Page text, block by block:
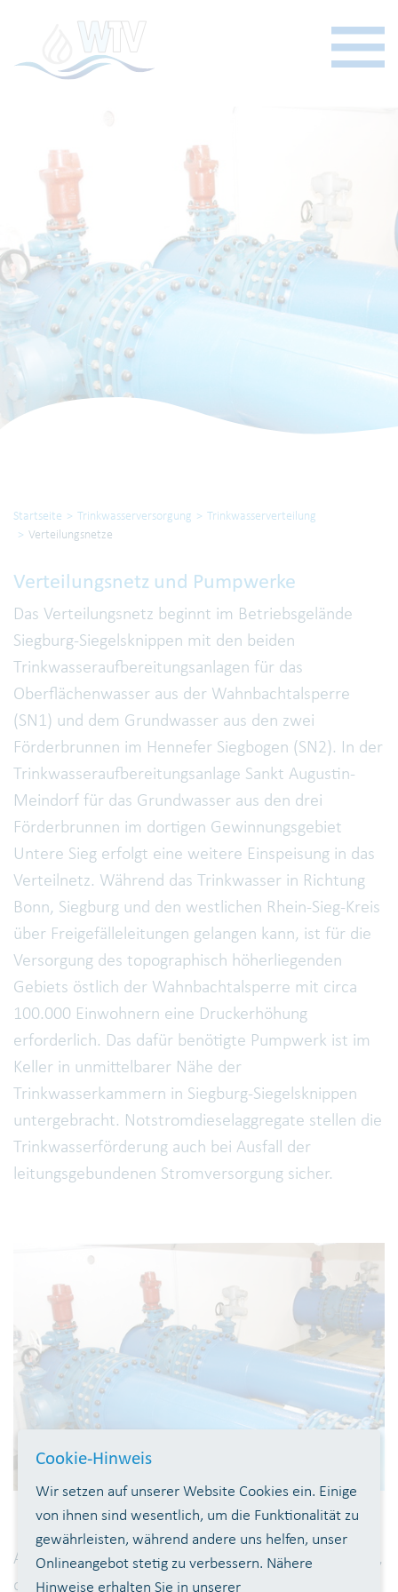
Startseite Trinkwasserversorgung
Trinkwasserverteilung
Verteilungsnetze
Verteilungsnetz und Pumpwerke
Das Verteilungsnetz beginnt im Betriebsgelände
Siegburg-Siegelsknippen mit den beiden
Trinkwasseraufbereitungsanlagen für das
Oberflächenwasser aus der Wahnbachtalsperre
(SN1) und dem Grundwasser aus den zwei
Förderbrunnen im Hennefer Siegbogen (SN2). In der
Trinkwasseraufbereitungsanlage Sankt Augustin-
Meindorf für das Grundwasser aus den drei
Förderbrunnen im dortigen Gewinnungsgebiet
Untere Sieg erfolgt eine weitere Einspeisung in das
Verteilnetz. Während das Trinkwasser in Richtung
Bonn, Siegburg und den westlichen Rhein-Sieg-Kreis
über Freigefälleleitungen gelangen kann, ist für die
Versorgung des topographisch höherliegenden
Gebiets östlich der Wahnbachtalsperre mit circa
100.000 Einwohnern eine Druckerhöhung
erforderlich. Das dafür benötigte Pumpwerk ist im
Keller in unmittelbarer Nähe der
Trinkwasserkammern in Siegburg-Siegelsknippen
untergebracht. Notstromdieselaggregate stellen die
Trinkwasserförderung auch bei Ausfall der
leitungsgebundenen Stromversorgung sicher.
Alle zwischengeschalteten Pumpwerke dienen dazu,
das Trinkwasser in höher gelegene Wasserbehälter
Cookie-Hinweis
Wir setzen auf unserer Website Cookies ein. Einige
von ihnen sind wesentlich, um die Funktionalität zu
gewährleisten, während andere uns helfen, unser
Onlineangebot stetig zu verbessern. Nähere
Hinweise erhalten Sie in unserer